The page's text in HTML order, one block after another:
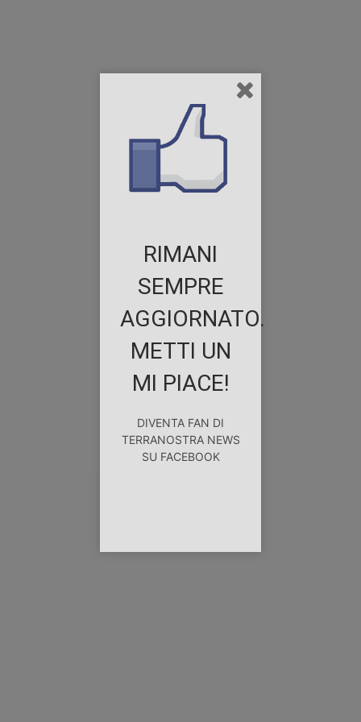
RIMANI
SEMPRE
AGGIORNATO.
METTI UN
MI PIACE!
DIVENTA FAN DI
TERRANOSTRA NEWS
SU FACEBOOK